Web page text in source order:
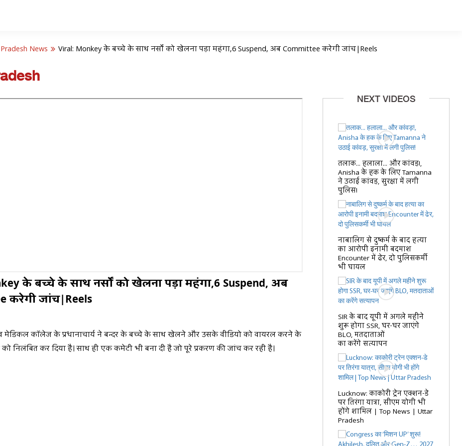
News Viral: Monkey के बच्चे के साथ नर्सों को खेलना पड़ा महंगा,6 Suspend, अब Committee करेगी जांच|Reels
के बच्चे के साथ नर्सों को खेलना पड़ा महंगा,6 Suspend, अब
करेगी जांच|Reels
मेडिकल कॉलेज के प्रधानाचार्य ने बन्दर के बच्चे के साथ खेलने और उसके वीडियो को वायरल करने के
निलंबित कर दिया है। साथ ही एक कमेटी भी बना दी है जो पूरे प्रकरण की जांच कर रही है।
NEXT VIDEOS
तलाक... हलाला... और कांवड़!,
Anisha के हक के लिए Tamanna
ने उठाई कांवड़, सुरक्षा में लगी
पुलिस!
नाबालिग से दुष्कर्म के बाद हत्या
का आरोपी इनामी बदमाश
Encounter में ढेर, दो पुलिसकर्मी
भी घायल
SIR के बाद यूपी में अगले महीने
शुरू होगा SSR, घर-घर जाएंगे
BLO, मतदाताओं
का करेंगे सत्यापन
Lucknow: काकोरी ट्रेन एक्शन-डे
पर तिरंगा यात्रा, सीएम योगी भी
होंगे शामिल | Top News | Uttar
Pradesh